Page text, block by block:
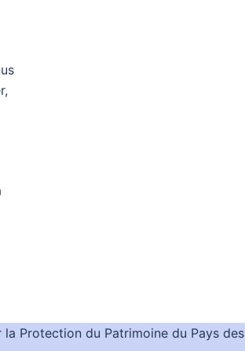
la Protection du Patrimoine du Pays des